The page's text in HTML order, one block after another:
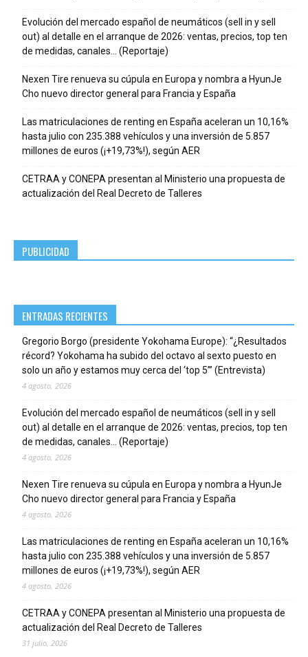
Evolución del mercado español de neumáticos (sell in y sell
out) al detalle en el arranque de 2026: ventas, precios, top ten
de medidas, canales… (Reportaje)
Nexen Tire renueva su cúpula en Europa y nombra a HyunJe
Cho nuevo director general para Francia y España
Las matriculaciones de renting en España aceleran un 10,16%
hasta julio con 235.388 vehículos y una inversión de 5.857
millones de euros (¡+19,73%!), según AER
CETRAA y CONEPA presentan al Ministerio una propuesta de
actualización del Real Decreto de Talleres
PUBLICIDAD
ENTRADAS RECIENTES
Gregorio Borgo (presidente Yokohama Europe): “¿Resultados
récord? Yokohama ha subido del octavo al sexto puesto en
solo un año y estamos muy cerca del ‘top 5’” (Entrevista)
4 agosto, 2026
Evolución del mercado español de neumáticos (sell in y sell
out) al detalle en el arranque de 2026: ventas, precios, top ten
de medidas, canales… (Reportaje)
4 agosto, 2026
Nexen Tire renueva su cúpula en Europa y nombra a HyunJe
Cho nuevo director general para Francia y España
4 agosto, 2026
Las matriculaciones de renting en España aceleran un 10,16%
hasta julio con 235.388 vehículos y una inversión de 5.857
millones de euros (¡+19,73%!), según AER
4 agosto, 2026
CETRAA y CONEPA presentan al Ministerio una propuesta de
actualización del Real Decreto de Talleres
31 julio, 2026